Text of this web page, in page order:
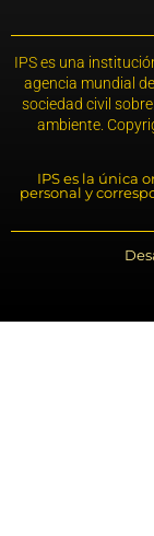
IPS es una
agencia mundial
sociedad civil
ambiente.
IPS es la única
personal y